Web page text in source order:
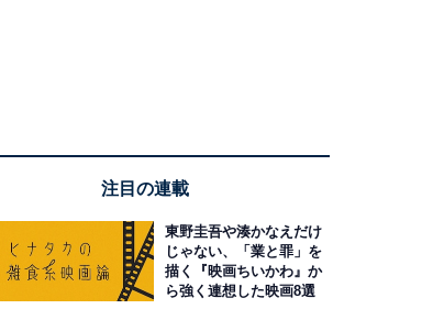
注目の連載
東野圭吾や湊かなえだけ
じゃない、「業と罪」を
描く『映画ちいかわ』か
ら強く連想した映画8選